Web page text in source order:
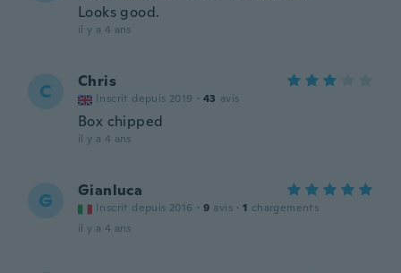
Looks good.
il y a 4 ans
C Chris
Inscrit depuis 2019 · 43 avis
Box chipped
il y a 4 ans
G Gianluca
Inscrit depuis 2016 · 9 avis · 1 chargements
il y a 4 ans